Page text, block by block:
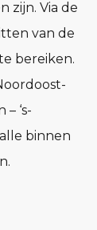
zijn. Via de
van de
bereiken.
‘s-
binnen